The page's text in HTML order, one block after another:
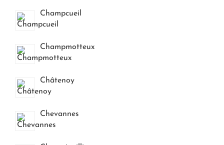
Champcueil
Champmotteux
Châtenoy
Chevannes